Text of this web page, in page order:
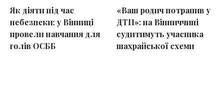
Як діяти під час
небезпеки: у Вінниці
провели навчання для
голів ОСББ
«Ваш родич потрапив у
ДТП»: на Вінниччині
судитимуть учасника
шахрайської схеми